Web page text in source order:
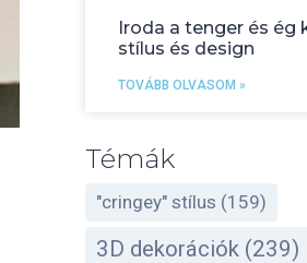
Iroda a tenger és ég
stílus és design
TOVÁBB OLVASOM »
Témák
"cringey" stílus (159)
3D dekorációk(239)